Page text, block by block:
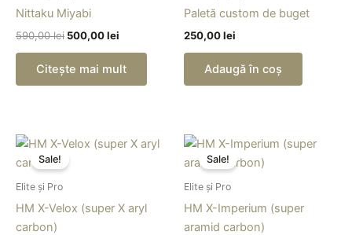
Nittaku Miyabi
590,00lei
590,00 lei.
500,00lei
Citește mai mult
Paletă custom de buget
250,00lei
Adaugă în coș
Sale!
Elite și Pro
HM X-Velox (super X aryl
carbon)
Prețul
a
Prețul
Acest
produs Sale!
Elite și Pro
HM X-Imperium (super
aramid carbon)
Prețul
inițial
a
Prețul
curent